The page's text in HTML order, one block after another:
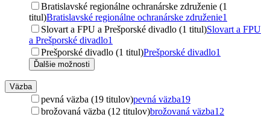
Bratislavské regionálne ochranárske združenie (1
titul)Bratislavské regionálne ochranárske združenie1
Slovart a FPU a Prešporské divadlo (1 titul)Slovart a FPU
a Prešporské divadlo1
Prešporské divadlo (1 titul)Prešporské divadlo1
Ďalšie možnosti
Väzba
pevná väzba (19 titulov)pevná väzba19
brožovaná väzba (12 titulov)brožovaná väzba12